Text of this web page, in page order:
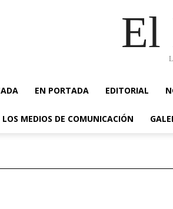
El
EN PORTADA EDITORIAL
MEDIOS DE COMUNICACIÓN